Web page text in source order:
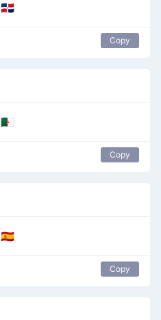
🇩🇴
Copy
🇩🇿
Copy
🇪🇦
Copy